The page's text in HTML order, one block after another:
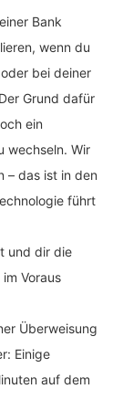
Bank
wenn du
bei deiner
Grund dafür
ein
wechseln. Wir
– das ist in den
führt
und dir die
Voraus
Überweisung
Einige
auf dem